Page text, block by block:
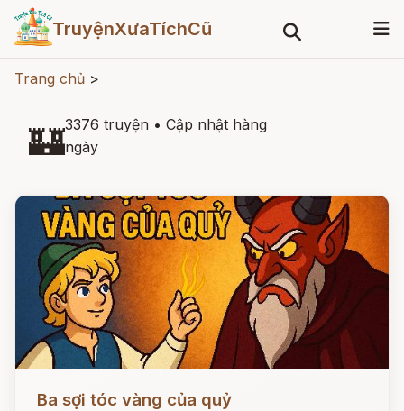
TruyệnXưaTíchCũ
Trang chủ >
🏰3376 truyện • Cập nhật hàng
ngày
Ba sợi tóc vàng của quỷ